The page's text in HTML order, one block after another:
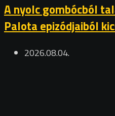
A nyolc gombócból
Palota epizódjaiból
2026.08.04.